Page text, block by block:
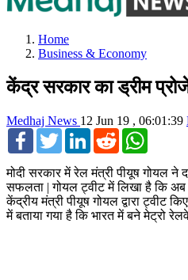
Home
Business & Economy
केंद्र सरकार का ड्रीम
Medhaj News 12 Jun 19 , 06:01:39
FacebookTwitterLinkedInReddit
मोदी सरकार में रेल मंत्री पीयूष गोयल
सफलता | गोयल ट्वीट में लिखा है कि अब
केंद्रीय मंत्री पीयूष गोयल द्वारा ट्वीट
में बताया गया है कि भारत में बने मेट्रो